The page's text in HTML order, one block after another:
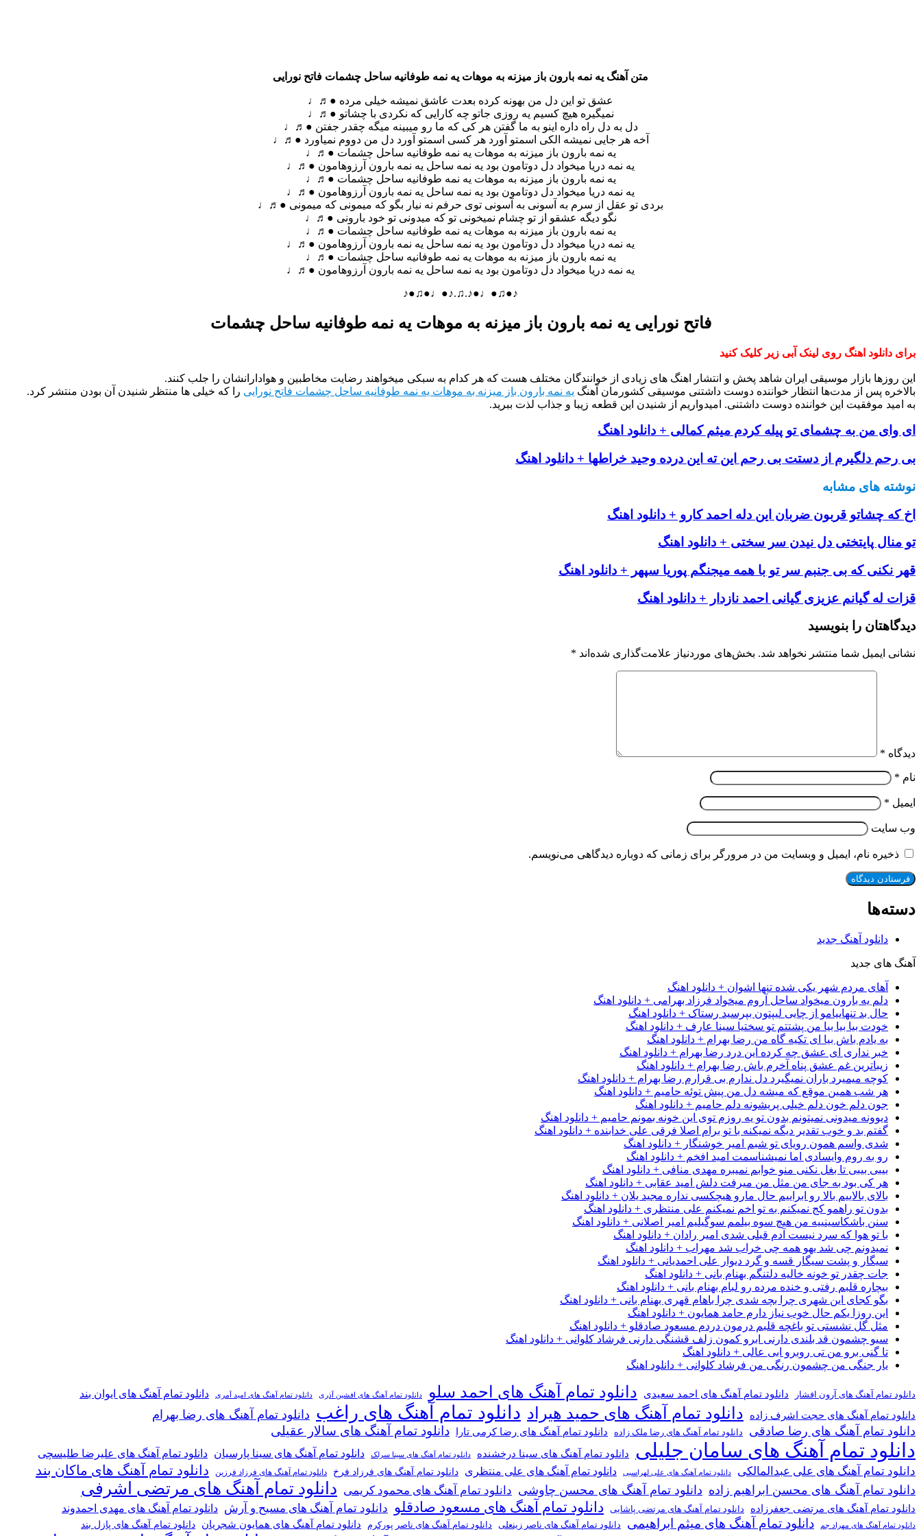
متن آهنگ یه نمه بارون باز میزنه به موهات یه نمه طوفانیه ساحل چشمات فاتح نورایی
عشق تو این دل من بهونه کرده بعدت عاشق نمیشه خیلی مرده ●♬♩
نمیگیره هیچ کسیم یه روزی جاتو چه کارایی که نکردی با چشاتو ●♬♩
دل به دل راه داره اینو به ما گفتن هر کی که ما رو میبینه میگه چقدر جفتن ●♬♩
آخه هر جایی نمیشه الکی اسمتو آورد هر کسی اسمتو آورد دل من دووم نمیاورد ●♬♩
یه نمه بارون باز میزنه به موهات یه نمه طوفانیه ساحل چشمات ●♬♩
یه نمه دریا میخواد دل دوتامون بود یه نمه ساحل یه نمه بارون آرزوهامون ●♬♩
یه نمه بارون باز میزنه به موهات یه نمه طوفانیه ساحل چشمات ●♬♩
یه نمه دریا میخواد دل دوتامون بود یه نمه ساحل یه نمه بارون آرزوهامون ●♬♩
بردی تو عقل از سرم به آسونی به آسونی توی حرفم نه نیار بگو که میمونی که میمونی ●♬♩
نگو دیگه عشقو از تو چشام نمیخونی تو که میدونی تو خود بارونی ●♬♩
یه نمه بارون باز میزنه به موهات یه نمه طوفانیه ساحل چشمات ●♬♩
یه نمه دریا میخواد دل دوتامون بود یه نمه ساحل یه نمه بارون آرزوهامون ●♬♩
یه نمه بارون باز میزنه به موهات یه نمه طوفانیه ساحل چشمات ●♬♩
یه نمه دریا میخواد دل دوتامون بود یه نمه ساحل یه نمه بارون آرزوهامون ●♬♩
♪●♫●♩●♪.♫.♪●♩●♫●♪
فاتح نورایی یه نمه بارون باز میزنه به موهات یه نمه طوفانیه ساحل چشمات
برای دانلود اهنگ روی لینک آبی زیر کلیک کنید
این روزها بازار موسیقی ایران شاهد پخش و انتشار اهنگ های زیادی از خوانندگان مختلف هست که هر کدام به سبکی میخواهند رضایت مخاطبین و هوادارانشان را جلب کنند.
بالاخره پس از مدت‌ها انتظار خواننده دوست داشتنی موسیقی کشورمان آهنگ یه نمه بارون باز میزنه به موهات یه نمه طوفانیه ساحل چشمات فاتح نورایی را که خیلی ها منتظر شنیدن آن بودن منتشر کرد.
به امید موفقیت این خواننده دوست داشتنی. امیدواریم از شنیدن این قطعه زیبا و جذاب لذت ببرید.
ای وای من به چشمای تو پیله کردم میثم کمالی + دانلود اهنگ
بی رحم دلگیرم از دستت بی رحم این ته این درده وحید خراطها + دانلود اهنگ
نوشته های مشابه
اخ که چشاتو قربون ضربان این دله احمد کارو + دانلود اهنگ
تو منال پایتختی دل نیدن سر سختی + دانلود اهنگ
قهر نکنی که بی جنبم سر تو با همه میجنگم پوریا سپهر + دانلود اهنگ
قزات له گیانم عزیزی گیانی احمد نازدار + دانلود اهنگ
دیدگاهتان را بنویسید
نشانی ایمیل شما منتشر نخواهد شد. بخش‌های موردنیاز علامت‌گذاری شده‌اند *
دیدگاه *
نام *
ایمیل *
وب‌ سایت
ذخیره نام، ایمیل و وبسایت من در مرورگر برای زمانی که دوباره دیدگاهی می‌نویسم.
دسته‌ها
دانلود آهنگ جدید
آهنگ های جدید
آهای مردم شهر یکی شده تنها اشوان + دانلود اهنگ
دلم یه بارون میخواد ساحل آروم میخواد فرزاد بهرامی + دانلود اهنگ
حال بد تنهاییامو از چایی لیپتون بپرسید رستاک + دانلود اهنگ
خودت بیا بیا بیا من پشتتم تو سختیا سینا عارف + دانلود اهنگ
به یادم باش بیا ای تکیه گاه من رضا بهرام + دانلود اهنگ
خبر نداری ای عشق چه کرده این درد رضا بهرام + دانلود اهنگ
زیباترین غم عشق پناه آخرم باش رضا بهرام + دانلود اهنگ
کوچه میمیرد باران نمیگیرد دل ندارم بی قرارم رضا بهرام + دانلود اهنگ
هر شب همین موقع که میشه دل من پیش توئه حامیم + دانلود اهنگ
جون دلم خون دلم خیلی پریشونه دلم حامیم + دانلود اهنگ
دیوونه میدونی نمیتونم بدون تو یه روزم توی این خونه بمونم حامیم + دانلود اهنگ
گفتم بد و خوب تقدیر دیگه نمیکنه با تو برام اصلا فرقی علی خدابنده + دانلود اهنگ
شدی واسم همون رویای تو شبم امیر خوشنگار + دانلود اهنگ
رو به روم وایسادی اما نمیشناسمت امید افخم + دانلود اهنگ
بیبی بیبی تا بغل نکنی منو خوابم نمیبره مهدی منافی + دانلود اهنگ
هر کی بود به جای من مثل من میرفت دلش امید عقابی + دانلود اهنگ
بالای بالاییم بالا رو ابراییم حال مارو هیچکسی نداره مجید یلان + دانلود اهنگ
بدون تو راهمو کج نمیکنم به تو اخم نمیکنم علی منتظری + دانلود اهنگ
سنن باشکاسینییه من هیچ سوه بیلمم سوگیلیم امیر اصلانی + دانلود اهنگ
با تو هوا که سرد نیست آدم قبلی شدی امیر رادان + دانلود اهنگ
نمیدونم چی شد یهو همه چی خراب شد مهراب + دانلود اهنگ
سیگار و پشت سیگار قسه و گرد دیوار علی احمدیانی + دانلود اهنگ
جات چقدر تو خونه خالیه دلتنگم بهنام بانی + دانلود اهنگ
بیچاره قلبم رفتی و خنده مرده رو لبام بهنام بانی + دانلود اهنگ
بگو کجای این شهری چرا بچه شدی چرا باهام قهری بهنام بانی + دانلود اهنگ
این روزا یکم حال خوب نیاز دارم حامد همایون + دانلود اهنگ
مثل گل نشستی تو باغچه قلبم درمون دردم مسعود صادقلو + دانلود اهنگ
سیو چشمون قد بلندی دارنی ابرو کمون زلف قشنگی دارنی فرشاد کلوانی + دانلود اهنگ
تا گنی برو من تی روبرو ابی عالی + دانلود اهنگ
یار جنگی من چشمون رنگی من فرشاد کلوانی + دانلود اهنگ
دانلود تمام آهنگ های آرون افشار دانلود تمام آهنگ های احمد سعیدی دانلود تمام آهنگ های احمد سلو دانلود تمام آهنگ های افشین آذری دانلود تمام آهنگ های امید آمری دانلود تمام آهنگ های ایوان بند
دانلود تمام آهنگ های حجت اشرف زاده دانلود تمام آهنگ های حمید هیراد دانلود تمام آهنگ های راغب دانلود تمام آهنگ های رضا بهرام
دانلود تمام آهنگ های رضا صادقی
دانلود تمام آهنگ های رضا ملک زاده دانلود تمام آهنگ های رضا کرمی تارا دانلود تمام آهنگ های سالار عقیلی
دانلود تمام آهنگ های سامان جلیلی دانلود تمام آهنگ های سینا درخشنده دانلود تمام آهنگ های سینا سرلک دانلود تمام آهنگ های سینا پارسیان دانلود تمام آهنگ های علیرضا طلیسچی
دانلود تمام آهنگ های علی عبدالمالکی دانلود تمام آهنگ های علی لهراسبی دانلود تمام آهنگ های علی منتظری دانلود تمام آهنگ های فرزاد فرخ دانلود تمام آهنگ های فرزاد فرزین دانلود تمام آهنگ های ماکان بند
دانلود تمام آهنگ های محسن ابراهیم زاده دانلود تمام آهنگ های محسن چاوشی دانلود تمام آهنگ های محمود کریمی دانلود تمام آهنگ های مرتضی اشرفی
دانلود تمام آهنگ های مرتضی جعفرزاده دانلود تمام آهنگ های مرتضی پاشایی دانلود تمام آهنگ های مسعود صادقلو دانلود تمام آهنگ های مسیح و آرش دانلود تمام آهنگ های مهدی احمدوند
دانلود تمام آهنگ های مهراد جم دانلود تمام آهنگ های میثم ابراهیمی دانلود تمام آهنگ های ناصر زینعلی دانلود تمام آهنگ های ناصر پورکرم دانلود تمام آهنگ های همایون شجریان دانلود تمام آهنگ های پازل بند